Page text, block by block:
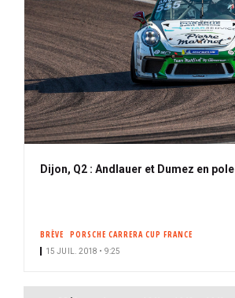
Dijon, Q2 : Andlauer et Dumez en pole
BRÈVE PORSCHE CARRERA CUP FRANCE
15 JUIL. 2018 • 9:25